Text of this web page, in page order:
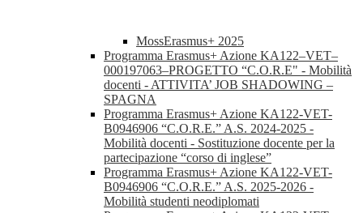
MossErasmus+ 2025
Programma Erasmus+ Azione KA122–VET–
000197063–PROGETTO “C.O.R.E" - Mobilità
docenti - ATTIVITA’ JOB SHADOWING –
SPAGNA
Programma Erasmus+ Azione KA122-VET-
B0946906 “C.O.R.E.” A.S. 2024-2025 -
Mobilità docenti - Sostituzione docente per la
partecipazione “corso di inglese”
Programma Erasmus+ Azione KA122-VET-
B0946906 “C.O.R.E.” A.S. 2025-2026 -
Mobilità studenti neodiplomati